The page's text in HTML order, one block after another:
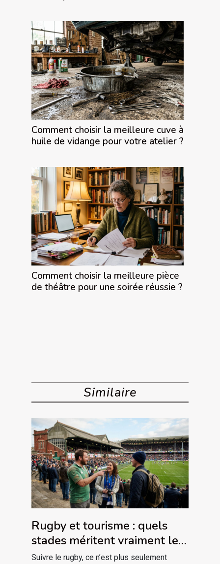
Comment choisir la meilleure cuve à
huile de vidange pour votre atelier ?
Comment choisir la meilleure pièce
de théâtre pour une soirée réussie ?
Similaire
Rugby et tourisme : quels
stades méritent vraiment le
détour ?
Suivre le rugby, ce n’est plus seulement